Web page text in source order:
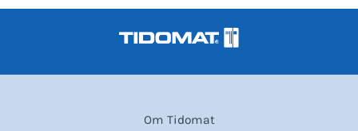
Om Tidomat